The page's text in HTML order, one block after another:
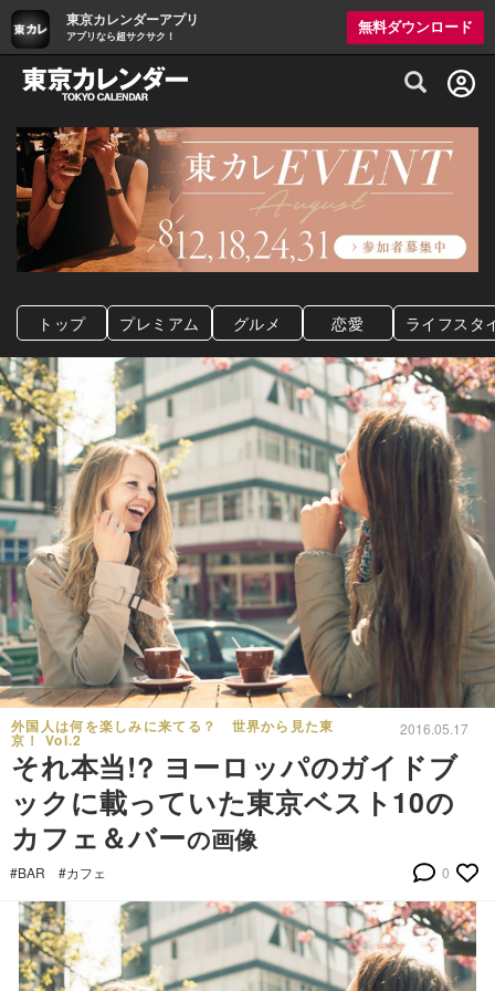
東京カレンダーアプリ
アプリなら超サクサク！
無料ダウンロード
グルメ情報・プレミアムレストラン予約
トップ プレミアム グルメ 恋愛 ライフスタ
外国人は何を楽しみに来てる？ 世界から見た東
京！ Vol.2
2016.05.17
それ本当!? ヨーロッパのガイドブ
ックに載っていた東京ベスト10の
カフェ＆バーの画像
#BAR #カフェ 0